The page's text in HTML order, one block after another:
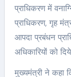
प्राधिकरण में
प्राधिकरण, गृह
आपदा प्रबंधन
अधिकारियों को
मुख्यमंत्री ने कहा